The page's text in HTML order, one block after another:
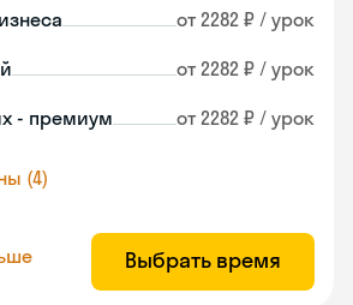
от 2282 ₽ / урок
от 2282 ₽ / урок
- премиум от 2282 ₽ / урок
(4)
Выбрать время